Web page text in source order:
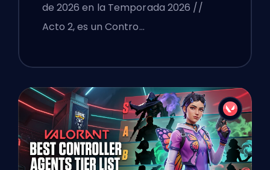
de 2026 en la Temporada 2026 //
Acto 2, es un Contro…